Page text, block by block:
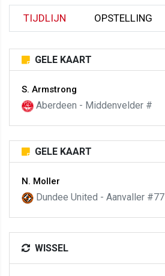
TIJDLIJN OPSTELLING
GELE KAART
S. Armstrong
Aberdeen - Middenvelder #
GELE KAART
N. Moller
Dundee United - Aanvaller #77
WISSEL